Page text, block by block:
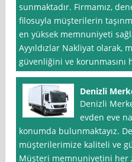
sunmaktadır. Firmamız,
filosuyla müşterilerin
en yüksek memnuniyeti
Ayyıldızlar Nakliyat olarak,
güvenliğini ve korunmasını
Denizli
Denizli
evden eve
konumda bulunmaktayız.
müşterilerimize kaliteli ve
Müşteri memnuniyetini her